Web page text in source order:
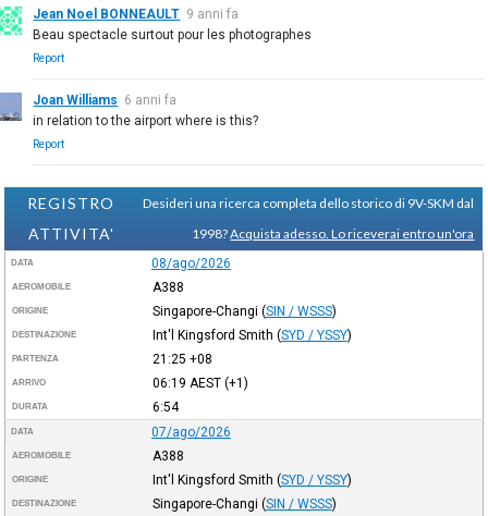
Jean Noel BONNEAULT 9 anni fa
Beau spectacle surtout pour les photographes
Report
Joan Williams 6 anni fa
in relation to the airport where is this?
Report
REGISTRO
ATTIVITA'
Desideri una ricerca completa dello storico di 9V-SKM dal
1998?Acquista adesso. Lo riceverai entro un'ora
DATA 08/ago/2026
AEROMOBILE A388
ORIGINE Singapore-Changi (SIN / WSSS)
DESTINAZIONE Int'l Kingsford Smith (SYD / YSSY)
PARTENZA 21:25 +08
ARRIVO 06:19 AEST(+1)
DURATA 6:54
DATA 07/ago/2026
AEROMOBILE A388
ORIGINE Int'l Kingsford Smith (SYD / YSSY)
DESTINAZIONE Singapore-Changi (SIN / WSSS)